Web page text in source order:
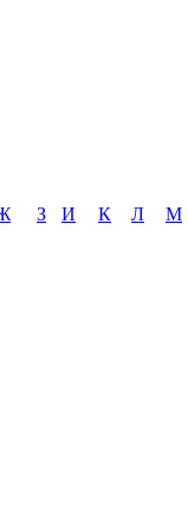
З И К Л М